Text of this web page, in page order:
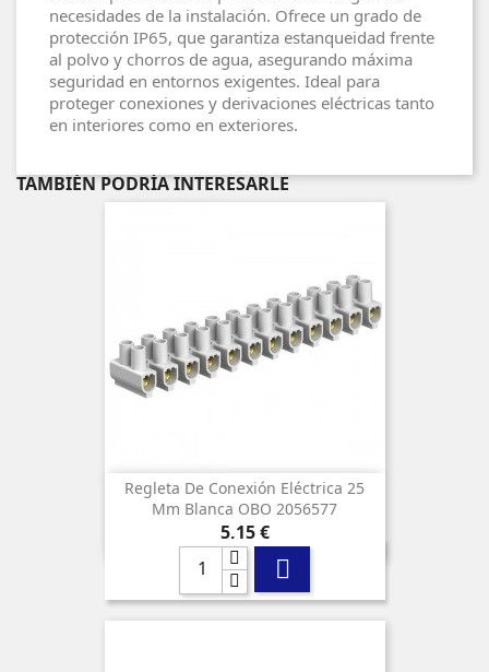
necesidades de la instalación. Ofrece un grado de
protección IP65, que garantiza estanqueidad frente
al polvo y chorros de agua, asegurando máxima
seguridad en entornos exigentes. Ideal para
proteger conexiones y derivaciones eléctricas tanto
en interiores como en exteriores.
TAMBIÉN PODRÍA INTERESARLE
Regleta De Conexión Eléctrica 25
Mm Blanca OBO 2056577
Precio
5,15 €
